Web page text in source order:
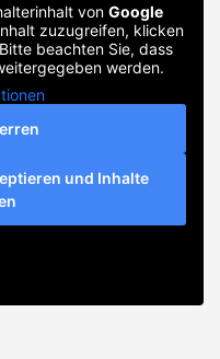
von Google
zuzugreifen, klicken
beachten Sie, dass
werden.
und Inhalte